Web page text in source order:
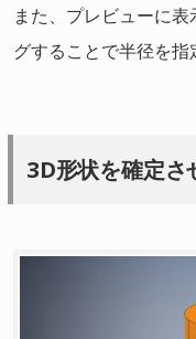
また、プレビューに
グすることで半径を指
3D形状を確定さ